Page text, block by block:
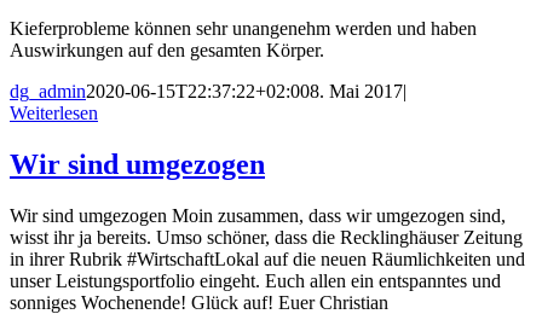
Kieferprobleme können sehr unangenehm werden und haben
Auswirkungen auf den gesamten Körper.
dg_admin2020-06-15T22:37:22+02:008. Mai 2017|
Weiterlesen
Wir sind umgezogen
Wir sind umgezogen Moin zusammen, dass wir umgezogen sind,
wisst ihr ja bereits. Umso schöner, dass die Recklinghäuser Zeitung
in ihrer Rubrik #WirtschaftLokal auf die neuen Räumlichkeiten und
unser Leistungsportfolio eingeht. Euch allen ein entspanntes und
sonniges Wochenende! Glück auf! Euer Christian